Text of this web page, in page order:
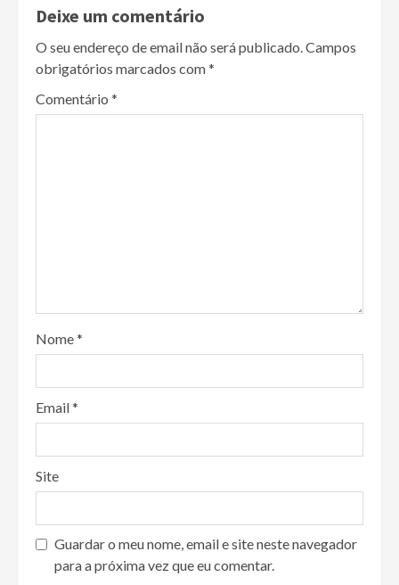
Deixe um comentário
O seu endereço de email não será publicado.Campos
obrigatórios marcados com*
Comentário *
Nome*
Email*
Site
Guardar o meu nome, email e site neste navegador
para a próxima vez que eu comentar.